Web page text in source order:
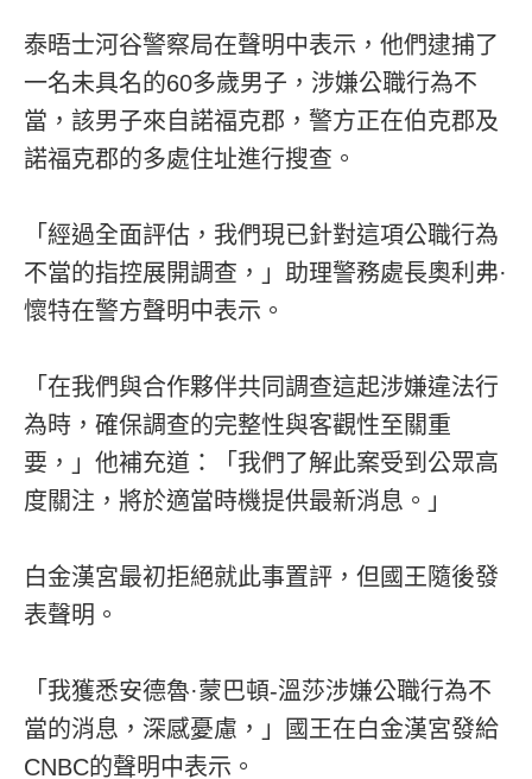
泰晤士河谷警察局在聲明中表示，他們逮捕了
一名未具名的60多歲男子，涉嫌公職行為不
當，該男子來自諾福克郡，警方正在伯克郡及
諾福克郡的多處住址進行搜查。
「經過全面評估，我們現已針對這項公職行為
不當的指控展開調查，」助理警務處長奧利弗·
懷特在警方聲明中表示。
「在我們與合作夥伴共同調查這起涉嫌違法行
為時，確保調查的完整性與客觀性至關重
要，」他補充道：「我們了解此案受到公眾高
度關注，將於適當時機提供最新消息。」
白金漢宮最初拒絕就此事置評，但國王隨後發
表聲明。
「我獲悉安德魯·蒙巴頓-溫莎涉嫌公職行為不
當的消息，深感憂慮，」國王在白金漢宮發給
CNBC的聲明中表示。